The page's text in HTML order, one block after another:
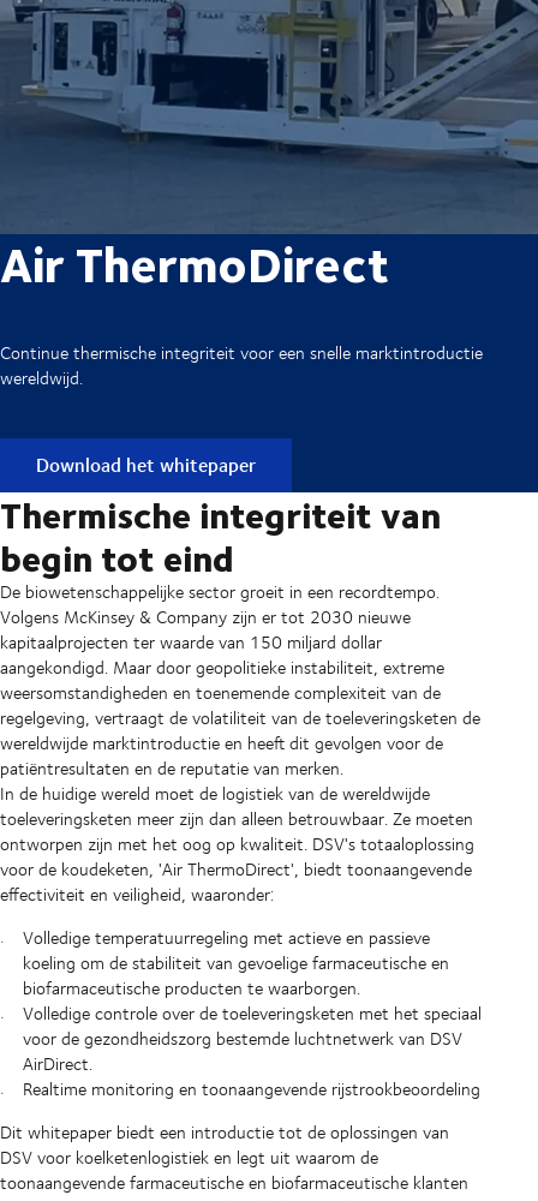
Air ThermoDirect
Continue thermische integriteit voor een snelle marktintroductie
wereldwijd.
Download het whitepaper
Thermische integriteit van
begin tot eind
De biowetenschappelijke sector groeit in een recordtempo.
Volgens McKinsey & Company zijn er tot 2030 nieuwe
kapitaalprojecten ter waarde van 150 miljard dollar
aangekondigd. Maar door geopolitieke instabiliteit, extreme
weersomstandigheden en toenemende complexiteit van de
regelgeving, vertraagt de volatiliteit van de toeleveringsketen de
wereldwijde marktintroductie en heeft dit gevolgen voor de
patiëntresultaten en de reputatie van merken.
In de huidige wereld moet de logistiek van de wereldwijde
toeleveringsketen meer zijn dan alleen betrouwbaar. Ze moeten
ontworpen zijn met het oog op kwaliteit. DSV's totaaloplossing
voor de koudeketen, 'Air ThermoDirect', biedt toonaangevende
effectiviteit en veiligheid, waaronder:
Volledige temperatuurregeling met actieve en passieve
koeling om de stabiliteit van gevoelige farmaceutische en
biofarmaceutische producten te waarborgen.
Volledige controle over de toeleveringsketen met het speciaal
voor de gezondheidszorg bestemde luchtnetwerk van DSV
AirDirect.
Realtime monitoring en toonaangevende rijstrookbeoordeling
Dit whitepaper biedt een introductie tot de oplossingen van
DSV voor koelketenlogistiek en legt uit waarom de
toonaangevende farmaceutische en biofarmaceutische klanten